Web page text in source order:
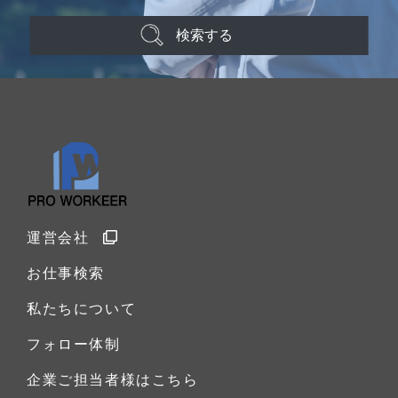
検索する
運営会社
お仕事検索
私たちについて
フォロー体制
企業ご担当者様はこちら